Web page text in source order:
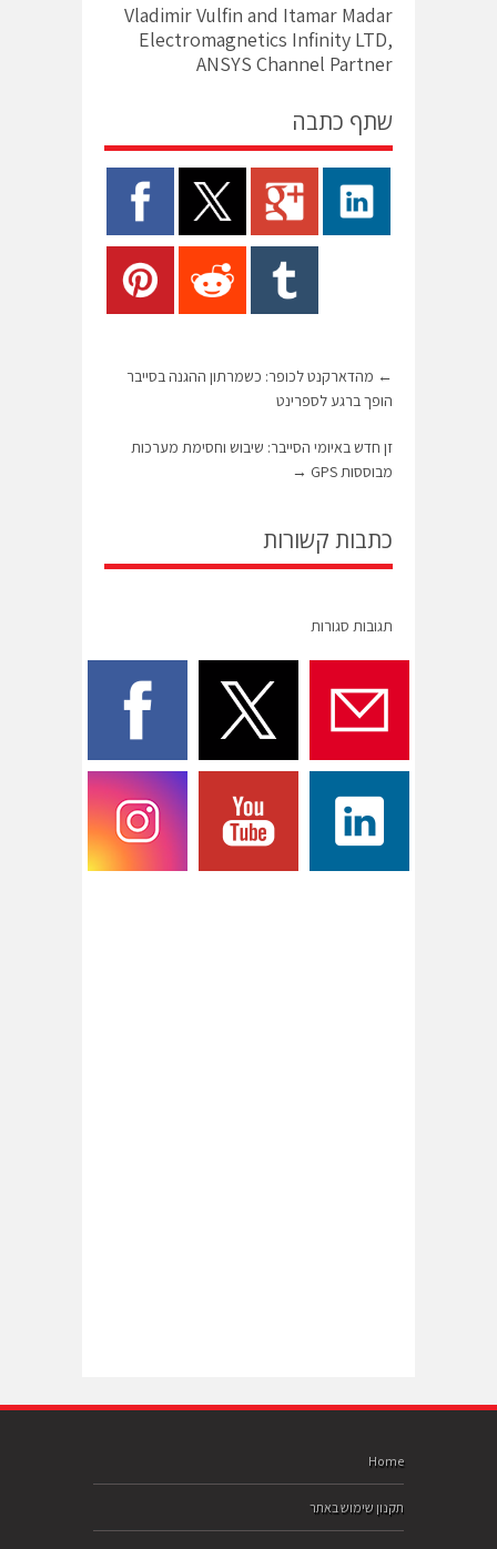
Vladimir Vulfin and Itamar Madar
Electromagnetics Infinity LTD,
ANSYS Channel Partner
שתף כתבה
← מהדארקנט לכופר: כשמרתון ההגנה בסייבר
הופך ברגע לספרינט
זן חדש באיומי הסייבר: שיבוש וחסימת מערכות
מבוססות GPS
→
כתבות קשורות
תגובות סגורות
Home
תקנון שימוש באתר